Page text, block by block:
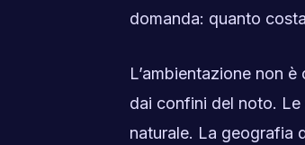
domanda: quanto
L’ambientazione non
dai confini del noto. Le
naturale. La geografia